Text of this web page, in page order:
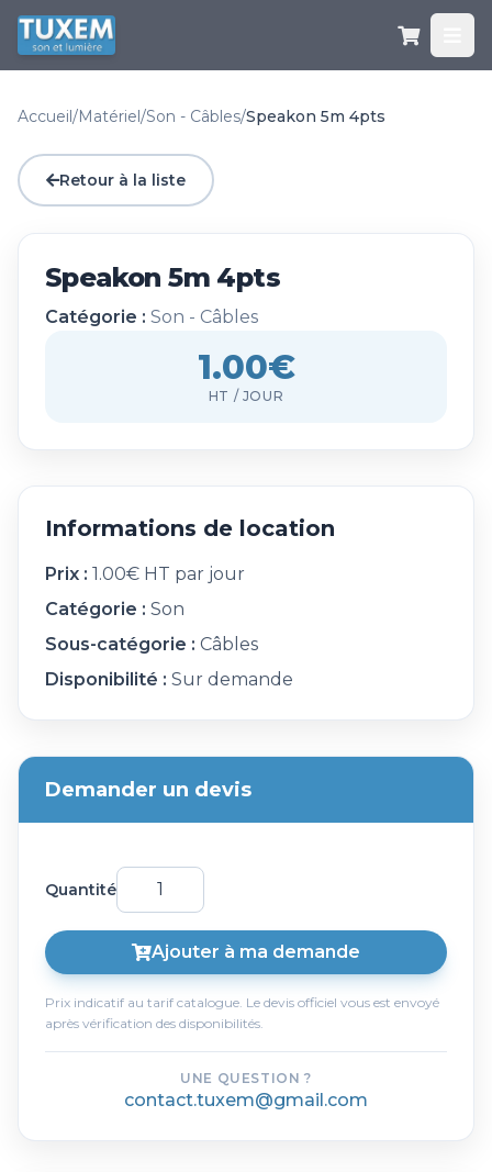
Accueil/Matériel/Son - Câbles/Speakon 5m 4pts
Retour à la liste
Speakon 5m 4pts
Catégorie : Son - Câbles
1.00€
HT / JOUR
Informations de location
Prix : 1.00€ HT par jour
Catégorie : Son
Sous-catégorie : Câbles
Disponibilité : Sur demande
Demander un devis
Quantité
Ajouter à ma demande
Prix indicatif au tarif catalogue. Le devis officiel vous est envoyé
après vérification des disponibilités.
UNE QUESTION ?
contact.tuxem@gmail.com